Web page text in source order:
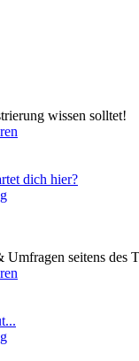
wissen solltet!
dich hier?
seitens des